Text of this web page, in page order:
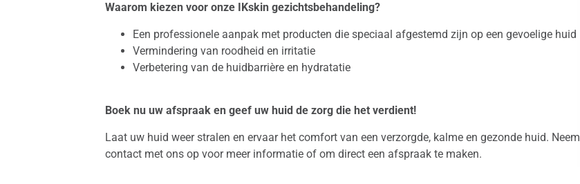
Waarom kiezen voor onze IKskin gezichtsbehandeling?
Een professionele aanpak met producten die speciaal afgestemd zijn op een gevoelige huid
Vermindering van roodheid en irritatie
Verbetering van de huidbarrière en hydratatie
Boek nu uw afspraak en geef uw huid de zorg die het verdient!
Laat uw huid weer stralen en ervaar het comfort van een verzorgde, kalme en gezonde huid. Neem
contact met ons op voor meer informatie of om direct een afspraak te maken.